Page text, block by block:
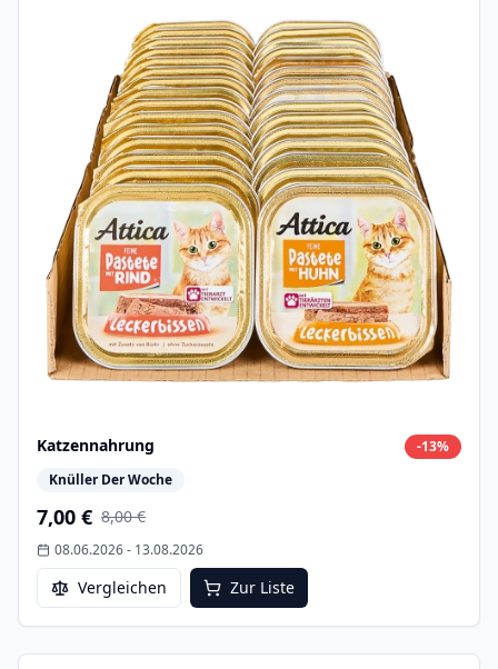
Katzennahrung -13%
Knüller Der Woche
7,00 € 8,00 €
08.06.2026- 13.08.2026
Vergleichen Zur Liste